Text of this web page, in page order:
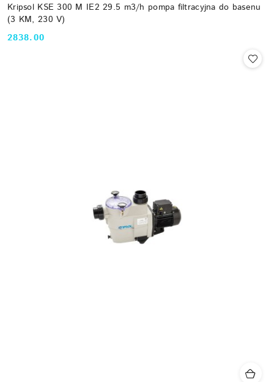
Kripsol KSE 300 M IE2 29.5 m3/h pompa filtracyjna do basenu
(3 KM, 230 V)
Cena:
2838.00